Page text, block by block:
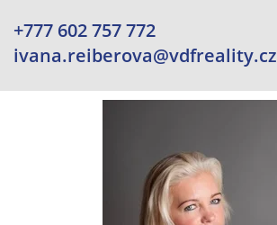
+777 602 757 772
ivana.reiberova@vdfreality.cz